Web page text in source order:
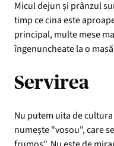
Micul dejun și prânzul
timp ce cina este
principal, multe mese
îngenuncheate la o
Servirea
Nu putem uita de
numește "vosou", care